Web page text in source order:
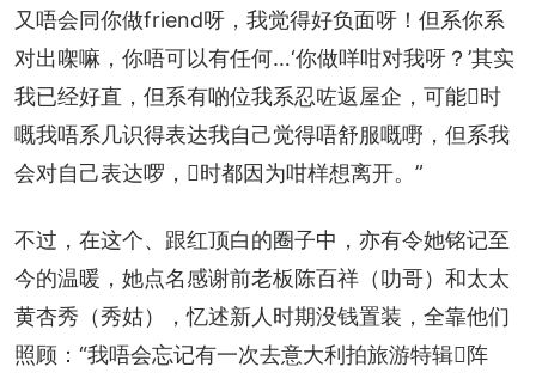
又唔会同你做friend呀，我觉得好负面呀！但系你系
对出㗎嘛，你唔可以有任何…‘你做咩咁对我呀？’其实
我已经好直，但系有啲位我系忍咗返屋企，可能𠮶时
嘅我唔系几识得表达我自己觉得唔舒服嘅嘢，但系我
会对自己表达啰，𠮶时都因为咁样想离开。”
不过，在这个、跟红顶白的圈子中，亦有令她铭记至
今的温暖，她点名感谢前老板陈百祥（叻哥）和太太
黄杏秀（秀姑），忆述新人时期没钱置装，全靠他们
照顾：“我唔会忘记有一次去意大利拍旅游特辑𠮶阵